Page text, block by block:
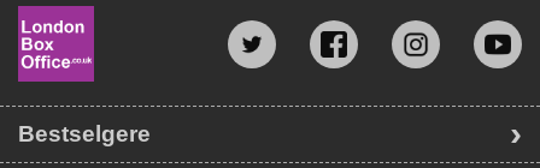
Bestselgere